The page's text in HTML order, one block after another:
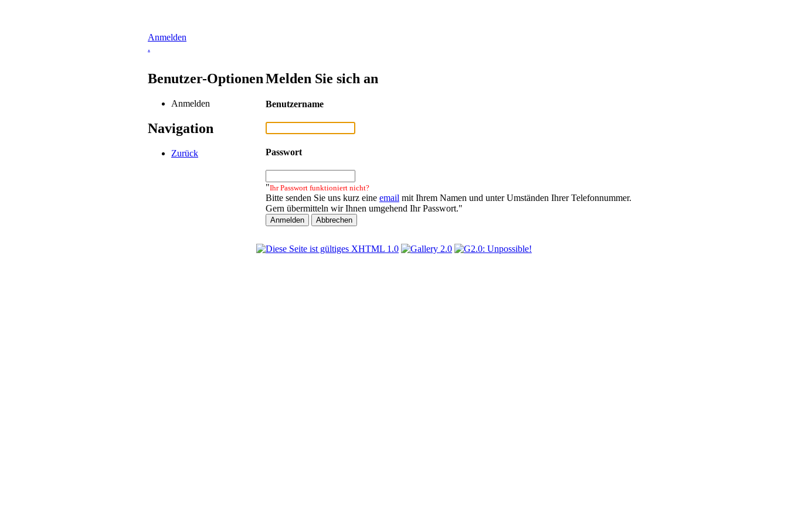
Anmelden
.
Benutzer-Optionen
Anmelden
Navigation
Zurück
Melden Sie sich an
Benutzername
Passwort
"Ihr Passwort funktioniert nicht?
Bitte senden Sie uns kurz eine email mit Ihrem Namen und unter Umständen Ihrer Telefonnummer.
Gern übermitteln wir Ihnen umgehend Ihr Passwort."